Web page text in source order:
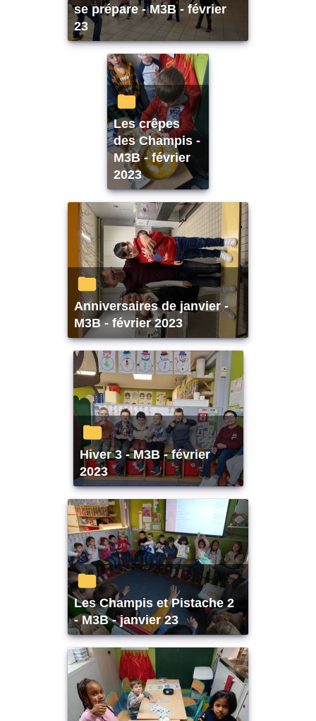
se prépare - M3B - février
23
Les crêpes
des Champis -
M3B - février
2023
Anniversaires de janvier -
M3B - février 2023
Hiver 3 - M3B - février
2023
Les Champis et Pistache 2
- M3B - janvier 23